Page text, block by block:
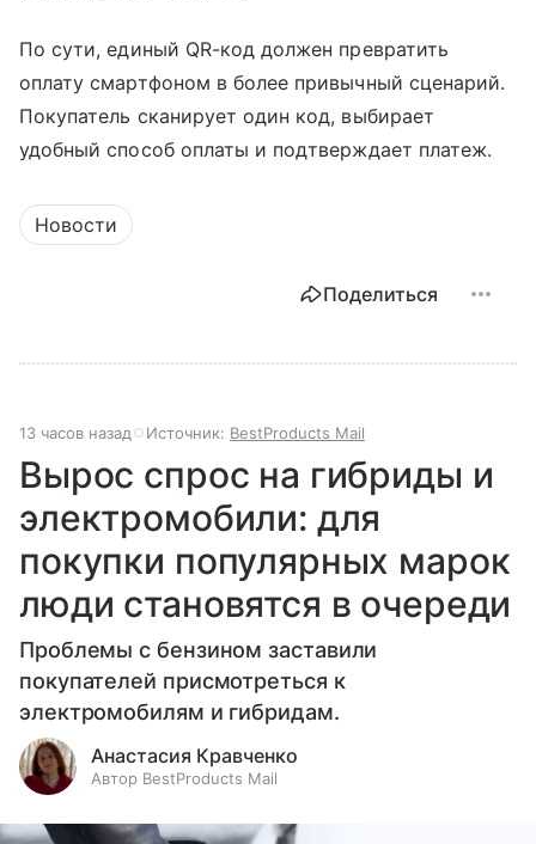
По сути, единый QR-код должен превратить
оплату смартфоном в более привычный сценарий.
Покупатель сканирует один код, выбирает
удобный способ оплаты и подтверждает платеж.
Новости
Поделиться
13 часов назад Источник: BestProducts Mail
Вырос спрос на гибриды и
электромобили: для
покупки популярных марок
люди становятся в очереди
Проблемы с бензином заставили
покупателей присмотреться к
электромобилям и гибридам.
Анастасия Кравченко
Автор BestProducts Mail